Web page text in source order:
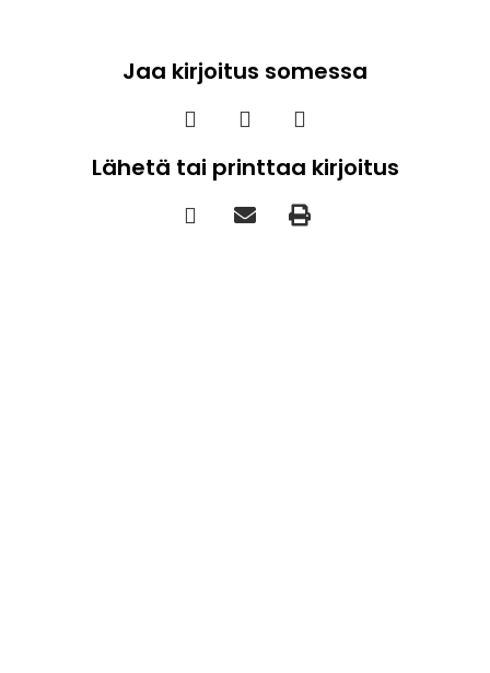
Jaa kirjoitus somessa
Lähetä tai printtaa kirjoitus